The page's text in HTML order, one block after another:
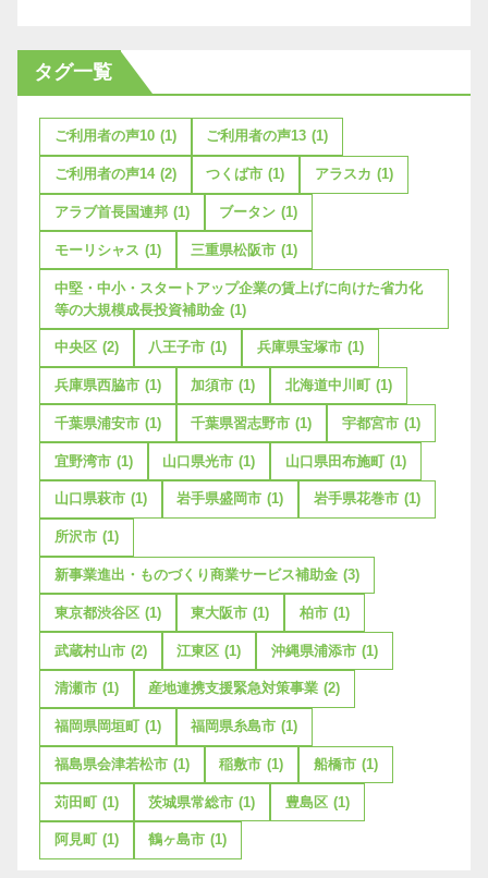
タグ一覧
ご利用者の声10 (1) ご利用者の声13 (1)
ご利用者の声14 (2) つくば市 (1) アラスカ (1)
アラブ首長国連邦 (1) ブータン (1)
モーリシャス (1) 三重県松阪市 (1)
中堅・中小・スタートアップ企業の賃上げに向けた省力化
等の大規模成長投資補助金 (1)
中央区 (2) 八王子市 (1) 兵庫県宝塚市 (1)
兵庫県西脇市 (1) 加須市 (1) 北海道中川町 (1)
千葉県浦安市 (1) 千葉県習志野市 (1) 宇都宮市 (1)
宜野湾市 (1) 山口県光市 (1) 山口県田布施町 (1)
山口県萩市 (1) 岩手県盛岡市 (1) 岩手県花巻市 (1)
所沢市 (1)
新事業進出・ものづくり商業サービス補助金 (3)
東京都渋谷区 (1) 東大阪市 (1) 柏市 (1)
武蔵村山市 (2) 江東区 (1) 沖縄県浦添市 (1)
清瀬市 (1) 産地連携支援緊急対策事業 (2)
福岡県岡垣町 (1) 福岡県糸島市 (1)
福島県会津若松市 (1) 稲敷市 (1) 船橋市 (1)
苅田町 (1) 茨城県常総市 (1) 豊島区 (1)
阿見町 (1) 鶴ヶ島市 (1)